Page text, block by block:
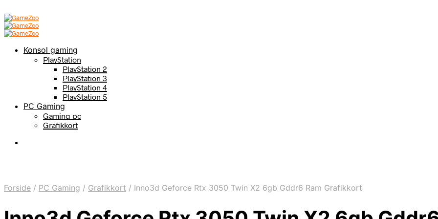
Konsol gaming
PlayStation
PlayStation 2
PlayStation 3
PlayStation 4
PlayStation 5
PC Gaming
Gaming pc
Grafikkort
Forside / PC Gaming / Grafikkort / Inno3d Geforce Rtx 3050 Twin X2 6gb Gddr6 Ram Grafikkort